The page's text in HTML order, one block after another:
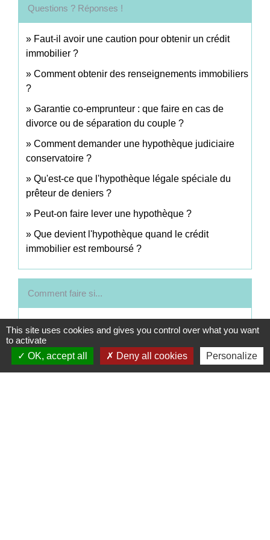
Questions ? Réponses !
Faut-il avoir une caution pour obtenir un crédit
immobilier ?
Comment obtenir des renseignements immobiliers
?
Garantie co-emprunteur : que faire en cas de
divorce ou de séparation du couple ?
Comment demander une hypothèque judiciaire
conservatoire ?
Qu'est-ce que l'hypothèque légale spéciale du
prêteur de deniers ?
Peut-on faire lever une hypothèque ?
Que devient l'hypothèque quand le crédit
immobilier est remboursé ?
Comment faire si...
Signaler une erreur sur cette page
This site uses cookies and gives you control over what you want
to activate
OK, accept all
Deny all cookies Personalize